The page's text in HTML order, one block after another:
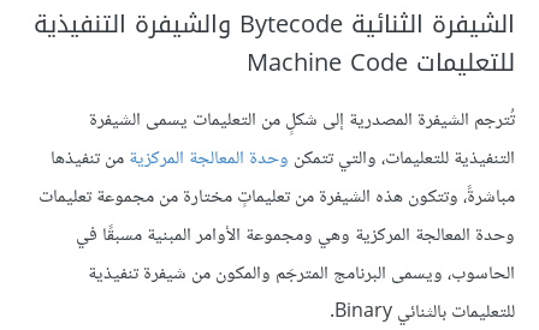
الشيفرة الثنائية Bytecode والشيفرة التنفيذية
للتعليمات Machine Code
تُترجم الشيفرة المصدرية إلى شكلٍ من التعليمات يسمى الشيفرة
التنفيذية للتعليمات، والتي تتمكن وحدة المعالجة المركزيةمن تنفيذها
مباشرةً، وتتكون هذه الشيفرة من تعليماتٍ مختارة من مجموعة تعليمات
وحدة المعالجة المركزية وهي ومجموعة الأوامر المبنية مسبقًا في
الحاسوب، ويسمى البرنامج المترجَم والمكون من شيفرة تنفيذية
للتعليمات بالثنائي Binary.